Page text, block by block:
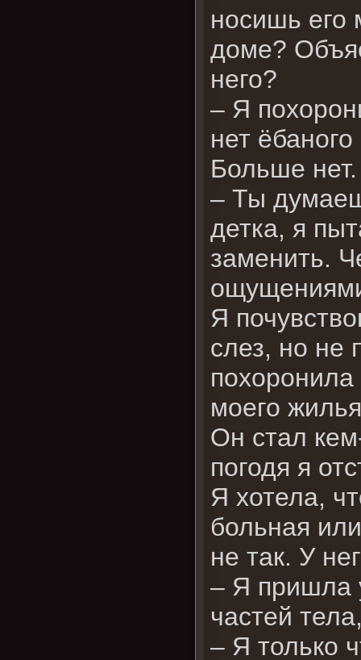
носишь его
доме?
него?
– Я
нет
Больше нет.
– Ты
детка, я
заменить.
Я
слез, но не
похоронила
моего
Он стал
погодя я
Я хотела,
больная
не так. У
– Я пришла
частей
– Я только